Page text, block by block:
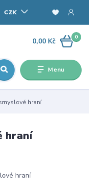
Menu
CZK
0
0,00 Kč
hraní
hraní